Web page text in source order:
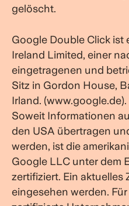
gelöscht.
Google Double Click
Ireland Limited, einer
eingetragenen und
Sitz in Gordon House,
Irland. (www.google.de).
Soweit Informationen
den USA übertragen
werden, ist die
Google LLC unter dem
zertifiziert. Ein aktuelles
eingesehen werden.